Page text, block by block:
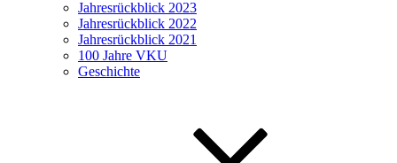
Jahresrückblick 2023
Jahresrückblick 2022
Jahresrückblick 2021
100 Jahre VKU
Geschichte